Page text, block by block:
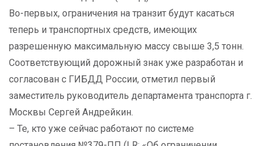
Во-первых, ограничения на транзит будут касаться
теперь и транспортных средств, имеющих
разрешенную максимальную массу свыше 3,5 тонн.
Соответствующий дорожный знак уже разработан и
согласован с ГИБДД России, отметил первый
заместитель руководитель департамента транспорта г.
Москвы Сергей Андрейкин.
– Те, кто уже сейчас работают по системе